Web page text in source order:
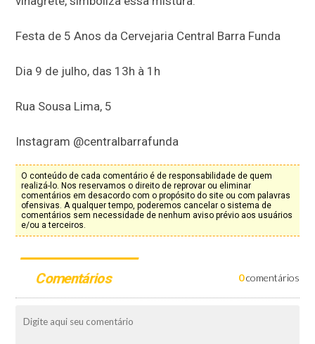
Festa de 5 Anos da Cervejaria Central Barra Funda
Dia 9 de julho, das 13h à 1h
Rua Sousa Lima, 5
Instagram @centralbarrafunda
O conteúdo de cada comentário é de responsabilidade de quem
realizá-lo. Nos reservamos o direito de reprovar ou eliminar
comentários em desacordo com o propósito do site ou com palavras
ofensivas. A qualquer tempo, poderemos cancelar o sistema de
comentários sem necessidade de nenhum aviso prévio aos usuários
e/ou a terceiros.
Comentários 0comentários